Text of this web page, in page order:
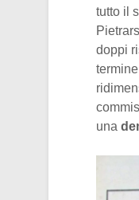
tutto il
doppi
una